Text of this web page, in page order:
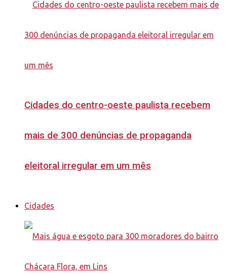
Cidades do centro-oeste paulista recebem
mais de 300 denúncias de propaganda
eleitoral irregular em um mês
Cidades